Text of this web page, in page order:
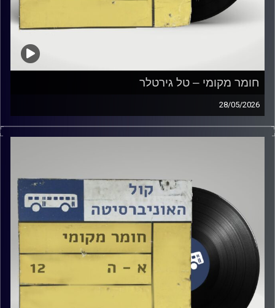
חומר מקומי – טל גירטלר
28/05/2026
שעה של מוזיקה ישראלית עם טל גירטלר